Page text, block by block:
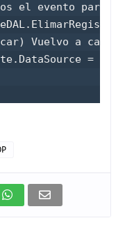
el evento para
Vuelvo a
=